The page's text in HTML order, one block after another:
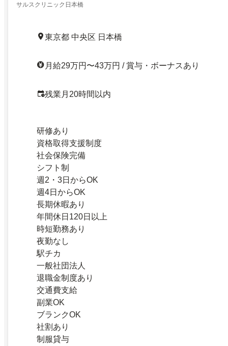
サルスクリニック日本橋
東京都 中央区 日本橋
月給29万円〜43万円 / 賞与・ボーナスあり
残業月20時間以内
研修あり
資格取得支援制度
社会保険完備
シフト制
週2・3日からOK
週4日からOK
長期休暇あり
年間休日120日以上
時短勤務あり
夜勤なし
駅チカ
一般社団法人
退職金制度あり
交通費支給
副業OK
ブランクOK
社割あり
制服貸与